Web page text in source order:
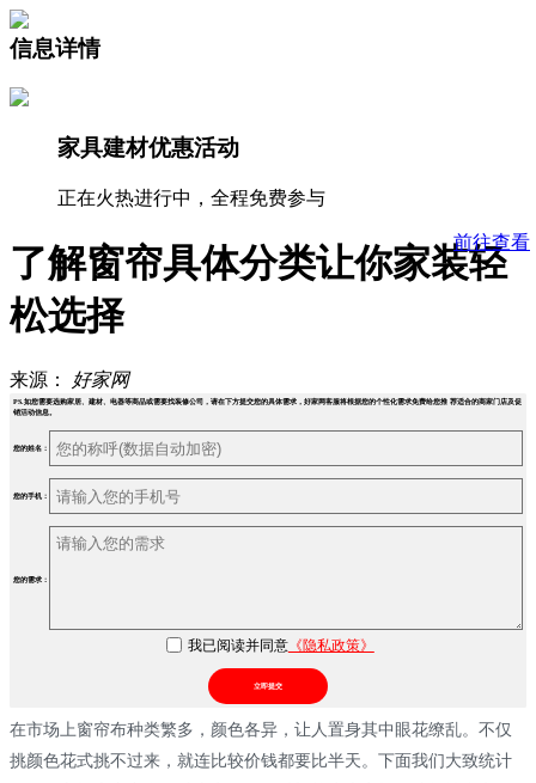
信息详情
家具建材优惠活动
正在火热进行中，全程免费参与
前往查看
了解窗帘具体分类让你家装轻
松选择
来源： 好家网
PS.如您需要选购家居、建材、电器等商品或需要找装修公司，请在下方提交您的具体需求，好家网客服将根据您的个性化需求免费给您推 荐适合的商家门店及促
销活动信息。
您的姓名：
您的手机：
您的需求：
我已阅读并同意《隐私政策》
立即提交
在市场上窗帘布种类繁多，颜色各异，让人置身其中眼花缭乱。不仅
挑颜色花式挑不过来，就连比较价钱都要比半天。下面我们大致统计